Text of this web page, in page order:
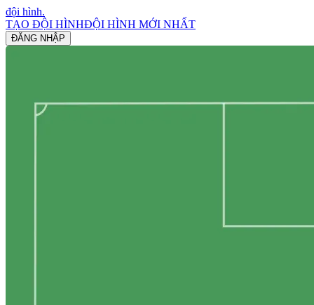
đội hình.
TẠO ĐỘI HÌNHĐỘI HÌNH MỚI NHẤT
ĐĂNG NHẬP